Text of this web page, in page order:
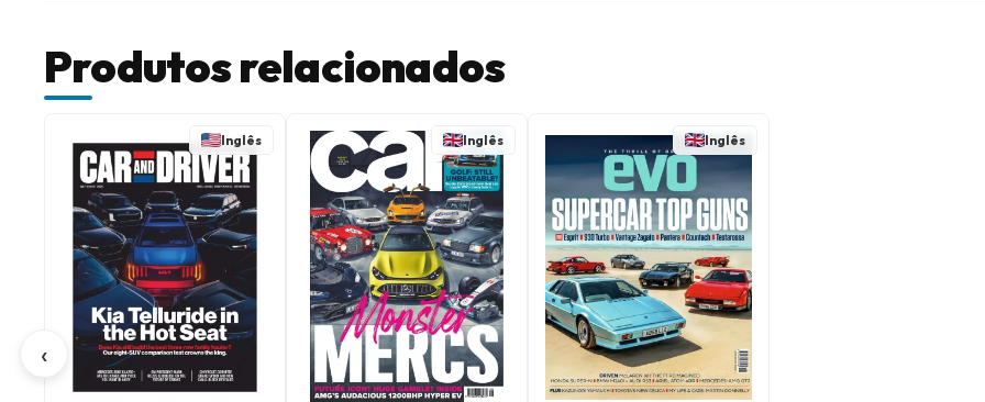
Produtos relacionados
‹
Inglês Inglês Inglês